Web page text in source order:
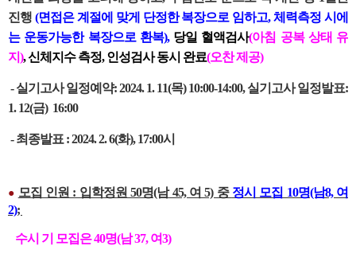
진행 (면접은 계절에 맞게 단정한 복장으로 임하고, 체력측정 시에
는 운동가능한 복장으로 환복), 당일 혈액검사(아침 공복 상태 유
지), 신체지수 측정, 인성검사 동시 완료(오찬 제공)
- 실기고사 일정예약:2024. 1. 11(목)10:00-14:00, 실기고사 일정발표:
1. 12(금) 16:00
- 최종발표 : 2024. 2. 6(화), 17:00시
● 모집 인원 : 입학정원 50명(남 45, 여 5) 중 정시 모집 10명(남8, 여
2);
수시 기 모집은 40명(남 37, 여3)